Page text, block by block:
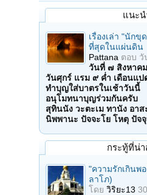
แนะน
เรื่องเล่า "นักขุ
ที่สุดในแผ่นดิน
Pattana ตอบ วั
วันที่ ๗ สิงหาค
วันศุกร์ แรม ๙ ค่ำ เดือนแ
ทำบุญใส่บาตรในเช้าวันนี้
อนุโมทนาบุญร่วมกันครับ
สุทินนัง วะตะเม ทานัง อาส
นิพพานะ ปัจจะโย โหตุ ปัจ
กระทู้ที่น่า
"ความรักเกินพ
ลาโภ)
โดย วิริยะ13